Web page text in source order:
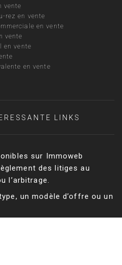
vente
rez en vente
en vente
vente
en vente
en vente
LINKS
sur Immoweb
des litiges au
l’arbitrage.
un modèle d’offre ou un